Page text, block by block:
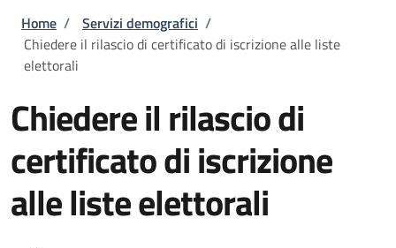
Briciole di pane
Home / Servizi demografici /
Chiedere il rilascio di certificato di iscrizione alle liste
elettorali
Chiedere il rilascio di
certificato di iscrizione
alle liste elettorali